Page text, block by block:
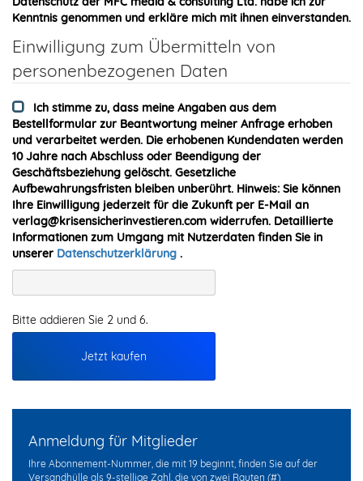
Kenntnis genommen und erkläre mich mit ihnen einverstanden.
Einwilligung zum Übermitteln von
personenbezogenen Daten
Ich stimme zu, dass meine Angaben aus dem
Bestellformular zur Beantwortung meiner Anfrage erhoben
und verarbeitet werden. Die erhobenen Kundendaten werden
10 Jahre nach Abschluss oder Beendigung der
Geschäftsbeziehung gelöscht. Gesetzliche
Aufbewahrungsfristen bleiben unberührt. Hinweis: Sie können
Ihre Einwilligung jederzeit für die Zukunft per E-Mail an
verlag@krisensicherinvestieren.com widerrufen. Detaillierte
Informationen zum Umgang mit Nutzerdaten finden Sie in
unserer Datenschutzerklärung .
Bitte addieren Sie 2 und 6.
Jetzt kaufen
Anmeldung für Mitglieder
Ihre Abonnement-Nummer, die mit 19 beginnt, finden Sie auf der
Versandhülle als 9-stellige Zahl, die von zwei Rauten (#)